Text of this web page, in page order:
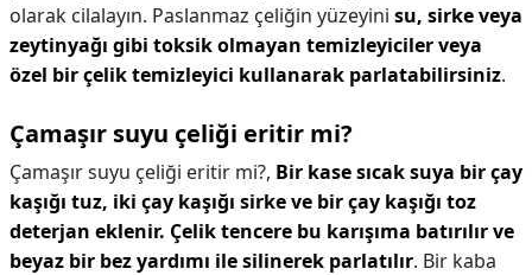
olarak cilalayın. Paslanmaz çeliğin yüzeyini su, sirke veya
zeytinyağı gibi toksik olmayan temizleyiciler veya
özel bir çelik temizleyici kullanarak parlatabilirsiniz.
Çamaşır suyu çeliği eritir mi?
Çamaşır suyu çeliği eritir mi?, Bir kase sıcak suya bir çay
kaşığı tuz, iki çay kaşığı sirke ve bir çay kaşığı toz
deterjan eklenir. Çelik tencere bu karışıma batırılır ve
beyaz bir bez yardımı ile silinerek parlatılır. Bir kaba